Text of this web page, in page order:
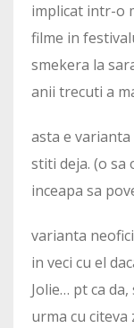
implicat intr-o
filme in
smekera la
anii trecuti a
asta e
stiti deja. (o sa
inceapa sa
varianta
in veci cu el
Jolie… pt ca
urma cu citeva